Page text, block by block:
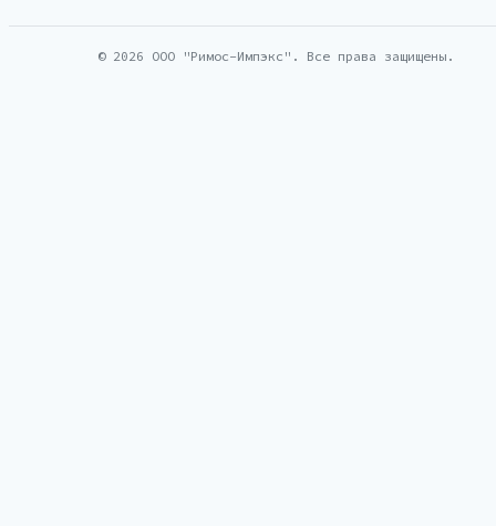
© 2026 ООО "Римос-Импэкс". Все права защищены.